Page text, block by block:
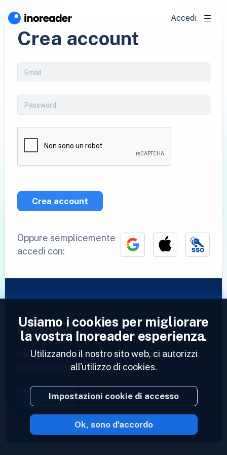
Accedi
Crea account
Crea account
Oppure semplicemente
accedi con:
Accedi
Hai già un account?Inserisci il tuo profilo e
accedi subito ai tuoi feed.
Accedi
2023 © Inoreader
Usiamo i cookies per migliorare
la vostra Inoreader esperienza.
Utilizzando il nostro sito web, ci autorizzi
all'utilizzo di cookies.
Impostazioni cookie di accesso
Ok, sono d'accordo